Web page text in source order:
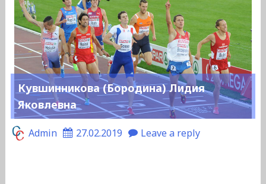
Кувшинникова (Бородина) Лидия
Яковлевна
Admin 27.02.2019 Leave a reply